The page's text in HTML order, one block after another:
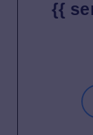
{{